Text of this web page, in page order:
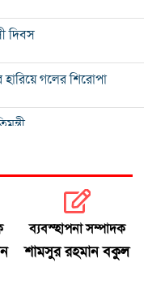
দিবস
গলের শিরোপা
চুক্তি
ব্যবস্হাপনা সম্পাদক
শামসুর রহমান বকুল